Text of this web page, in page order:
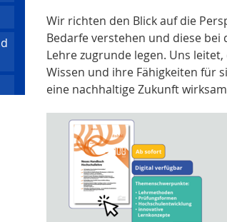
Wir richten den Blick auf die
Bedarfe verstehen und diese
Lehre zugrunde legen. Uns
Wissen und ihre Fähigkeiten für
eine nachhaltige Zukunft